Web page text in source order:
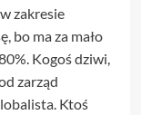
zakresie
bo ma za mało
Kogoś dziwi,
zarząd
Ktoś